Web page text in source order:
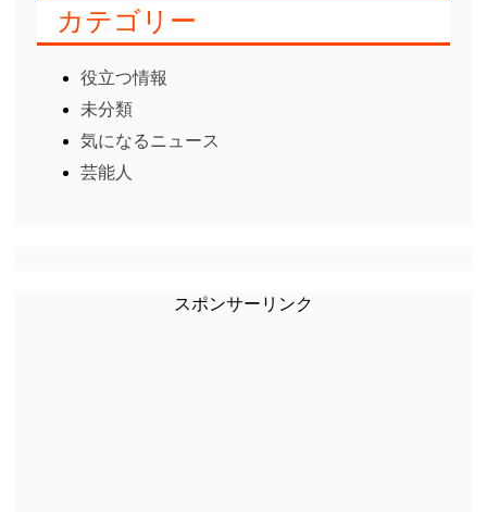
カテゴリー
役立つ情報
未分類
気になるニュース
芸能人
スポンサーリンク